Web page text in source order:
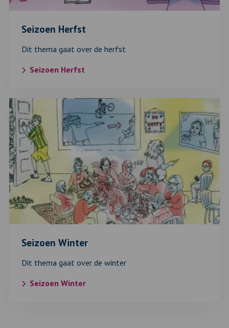
Seizoen Herfst
Dit thema gaat over de herfst
Seizoen Herfst
Seizoen Winter
Dit thema gaat over de winter
Seizoen Winter
Lees
verder
over:
Seizoen
Winter